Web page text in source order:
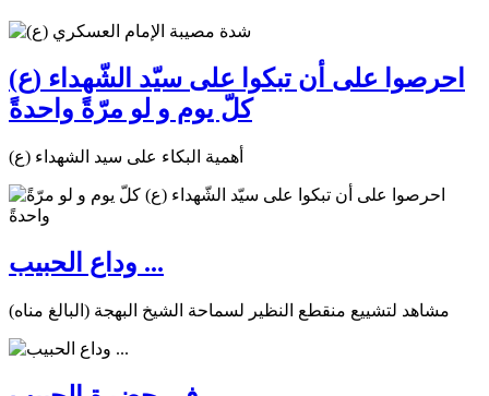
احرصوا على أن تبكوا على سيّد الشّهداء (ع)
كلّ يوم و لو مرّةً واحدةً
أهمية البكاء على سيد الشهداء (ع)
وداع الحبيب ...
مشاهد لتشييع منقطع النظير لسماحة الشيخ البهجة (البالغ مناه)